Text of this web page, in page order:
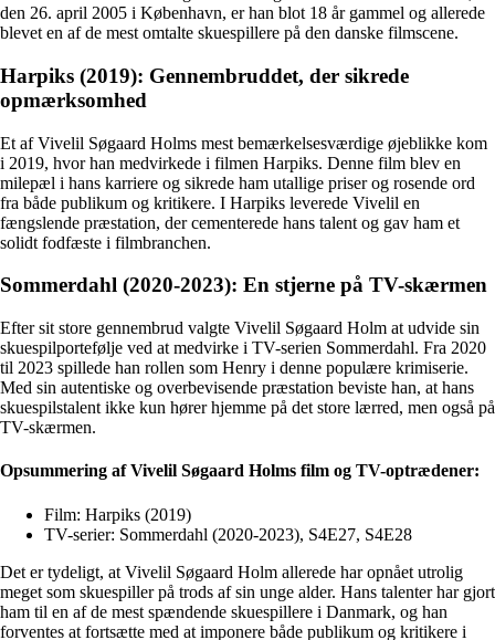
den 26. april 2005 i København, er han blot 18 år gammel og allerede
blevet en af de mest omtalte skuespillere på den danske filmscene.
Harpiks (2019): Gennembruddet, der sikrede
opmærksomhed
Et af Vivelil Søgaard Holms mest bemærkelsesværdige øjeblikke kom
i 2019, hvor han medvirkede i filmen Harpiks. Denne film blev en
milepæl i hans karriere og sikrede ham utallige priser og rosende ord
fra både publikum og kritikere. I Harpiks leverede Vivelil en
fængslende præstation, der cementerede hans talent og gav ham et
solidt fodfæste i filmbranchen.
Sommerdahl (2020-2023): En stjerne på TV-skærmen
Efter sit store gennembrud valgte Vivelil Søgaard Holm at udvide sin
skuespilportefølje ved at medvirke i TV-serien Sommerdahl. Fra 2020
til 2023 spillede han rollen som Henry i denne populære krimiserie.
Med sin autentiske og overbevisende præstation beviste han, at hans
skuespilstalent ikke kun hører hjemme på det store lærred, men også på
TV-skærmen.
Opsummering af Vivelil Søgaard Holms film og TV-optrædener:
Film: Harpiks (2019)
TV-serier: Sommerdahl (2020-2023), S4E27, S4E28
Det er tydeligt, at Vivelil Søgaard Holm allerede har opnået utrolig
meget som skuespiller på trods af sin unge alder. Hans talenter har gjort
ham til en af de mest spændende skuespillere i Danmark, og han
forventes at fortsætte med at imponere både publikum og kritikere i